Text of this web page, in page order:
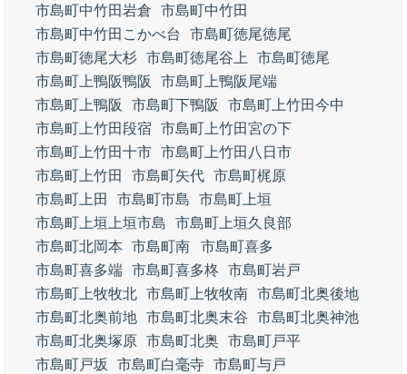
市島町中竹田岩倉
市島町中竹田
市島町中竹田こかべ台
市島町徳尾徳尾
市島町徳尾大杉 市島町徳尾谷上
市島町徳尾
市島町上鴨阪鴨阪
市島町上鴨阪尾端
市島町上鴨阪
市島町下鴨阪
市島町上竹田今中
市島町上竹田段宿
市島町上竹田宮の下
市島町上竹田十市 市島町上竹田八日市
市島町上竹田
市島町矢代 市島町梶原
市島町上田
市島町市島
市島町上垣
市島町上垣上垣市島
市島町上垣久良部
市島町北岡本
市島町南
市島町喜多
市島町喜多端 市島町喜多柊
市島町岩戸
市島町上牧牧北 市島町上牧牧南 市島町北奥後地
市島町北奥前地 市島町北奥末谷
市島町北奥神池
市島町北奥塚原 市島町北奥
市島町戸平
市島町戸坂
市島町白毫寺 市島町与戸